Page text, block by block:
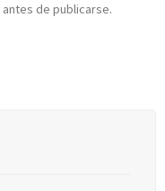
de publicarse.